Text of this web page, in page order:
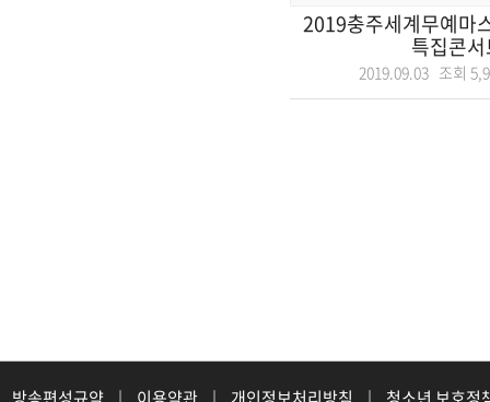
2019충주세계무예마
특집콘
2019.09.03 조회